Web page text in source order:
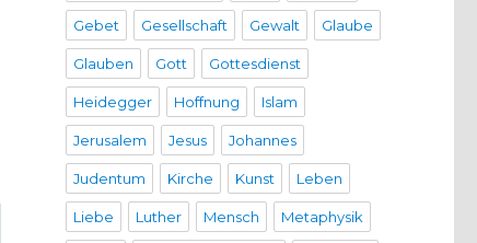
Gebet Gesellschaft Gewalt Glaube
Glauben Gott Gottesdienst
Heidegger Hoffnung Islam
Jerusalem Jesus Johannes
Judentum Kirche Kunst Leben
Liebe Luther Mensch Metaphysik